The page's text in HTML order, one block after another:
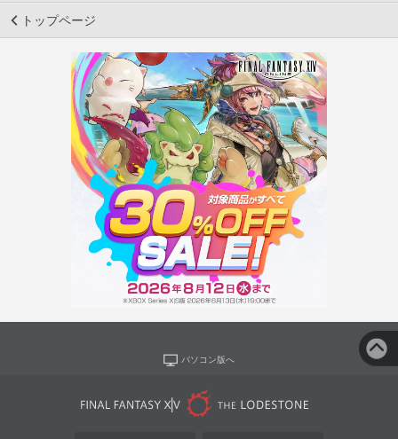
トップページ
パソコン版へ